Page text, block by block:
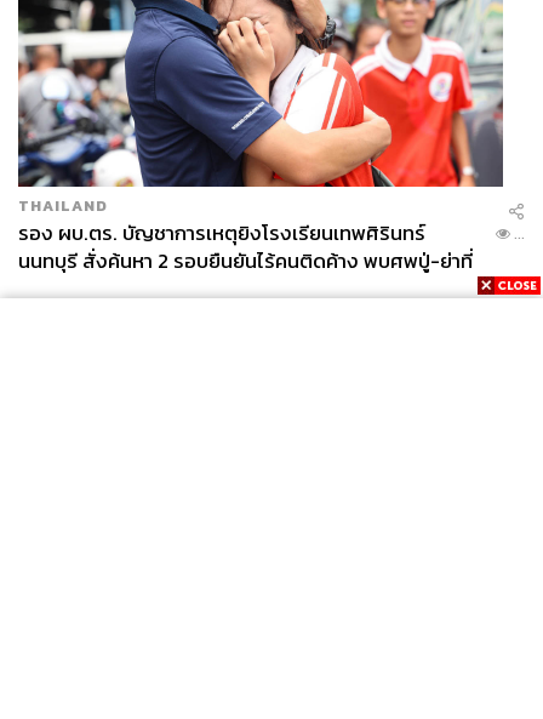
THAILAND
รอง ผบ.ตร. บัญชาการเหตุยิงโรงเรียนเทพศิรินทร์
นนทบุรี สั่งค้นหา 2 รอบยืนยันไร้คนติดค้าง พบศพปู่-ย่าที่
บ้านพักผู้ก่อเหตุ
...